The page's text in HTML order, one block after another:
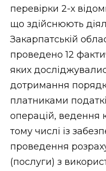
НОВИНИ
ФОТО
перевірки 2-х
що здійснюють
Закарпатській
проведено 12
яких
дотримання
платниками
операцій, ведення
тому числі із
проведення
(послуги) з